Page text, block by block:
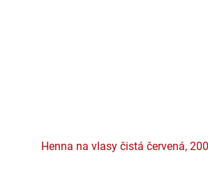
Henna na vlasy čistá červená,